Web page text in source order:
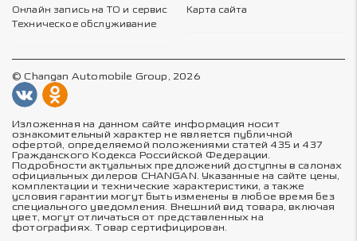
Онлайн запись на ТО и сервис
Техническое обслуживание
Карта сайта
© Changan Automobile Group, 2026
Изложенная на данном сайте информация носит
ознакомительный характер не является публичной
офертой, определяемой положениями статей 435 и 437
Гражданского Кодекса Российской Федерации.
Подробности актуальных предложений доступны в салонах
официальных дилеров CHANGAN. Указанные на сайте цены,
комплектации и технические характеристики, а также
условия гарантии могут быть изменены в любое время без
специального уведомления. Внешний вид товара, включая
цвет, могут отличаться от представленных на
фотографиях. Товар сертифицирован.